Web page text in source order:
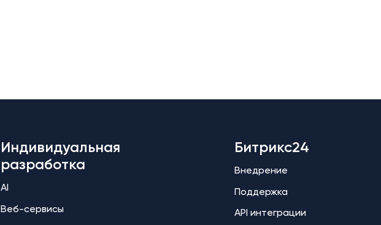
Индивидуальная
разработка
AI
Веб-сервисы
Битрикс24
Внедрение
Поддержка
API интеграции